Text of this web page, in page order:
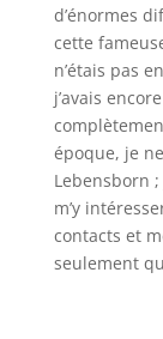
d’énormes
cette
n’étais pas
j’avais
époque, je
Lebensborn
m’y
contacts et
seulement